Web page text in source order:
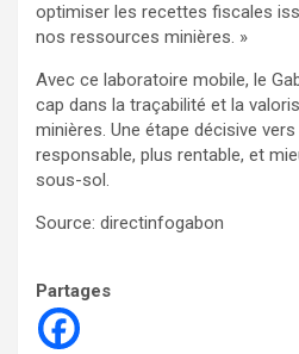
optimiser les recettes fiscales
nos ressources minières. »
Avec ce laboratoire mobile, le
cap dans la traçabilité et la
minières. Une étape décisive
responsable, plus rentable, et
sous-sol.
Source: directinfogabon
Partages